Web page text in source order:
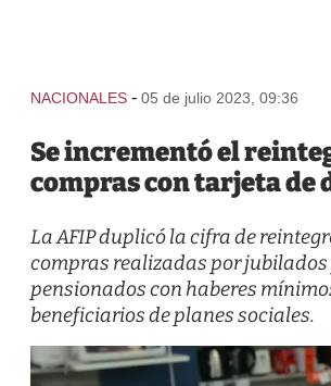
NACIONALES - 05 de julio 2023, 09:36
Se incrementó el
compras con tarjeta de
La AFIP duplicó la cifra de
compras realizadas por jubilados
pensionados con haberes
beneficiarios de planes sociales.